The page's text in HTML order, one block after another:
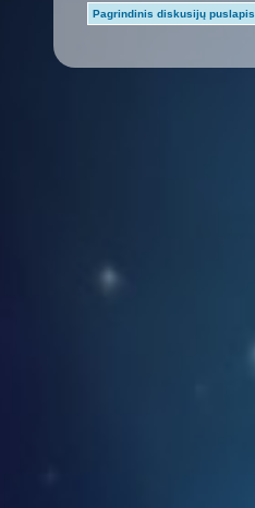
Pagrindinis diskusijų puslapis